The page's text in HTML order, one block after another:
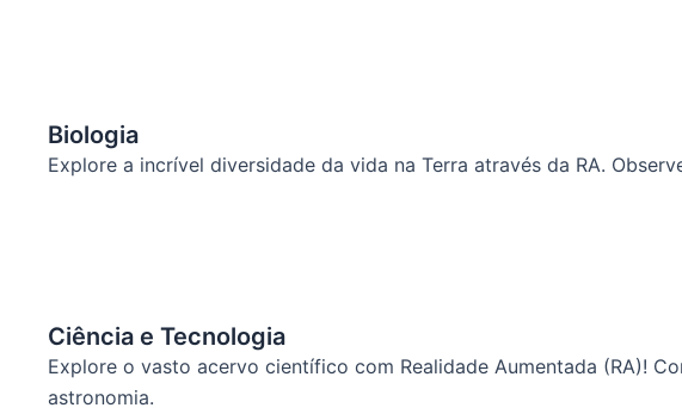
Biologia
Explore a incrível diversidade da vida na Terra através da RA.
Ciência e Tecnologia
Explore o vasto acervo científico com Realidade Aumentada (RA)!
astronomia.